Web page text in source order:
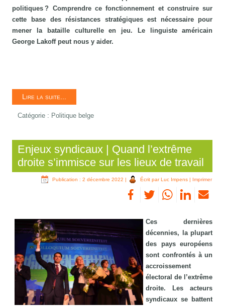
politiques ? Comprendre ce fonctionnement et construire sur
cette base des résistances stratégiques est nécessaire pour
mener la bataille culturelle en jeu. Le linguiste américain
George Lakoff peut nous y aider.
Lire la suite...
Catégorie : Politique belge
Enjeux syndicaux | Quand l’extrême
droite s’immisce sur les lieux de travail
Publication : 2 décembre 2022 | Écrit par Luc Impens | Imprimer
Ces dernières
décennies, la plupart
des pays européens
sont confrontés à un
accroissement
électoral de l’extrême
droite. Les acteurs
syndicaux se battent